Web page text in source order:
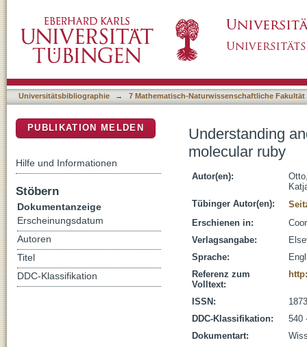
Universitätsbibliographie → 7 Mathematisch-Naturwissenschaftliche Fakultät
Understanding
molecular ruby
Autor(en):
Tübinger Autor(en):
Erschienen in:
Verlagsangabe:
Sprache:
Referenz zum
Volltext:
ISSN:
DDC-Klassifikation:
540
Dokumentart:
PUBLIKATION MELDEN
Hilfe und Informationen
Stöbern
Dokumentanzeige
Erscheinungsdatum
Autoren
Titel
DDC-Klassifikation